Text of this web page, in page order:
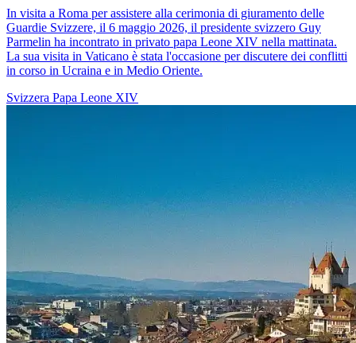
In visita a Roma per assistere alla cerimonia di giuramento delle
Guardie Svizzere, il 6 maggio 2026, il presidente svizzero Guy
Parmelin ha incontrato in privato papa Leone XIV nella mattinata.
La sua visita in Vaticano è stata l'occasione per discutere dei conflitti
in corso in Ucraina e in Medio Oriente.
Svizzera Papa Leone XIV